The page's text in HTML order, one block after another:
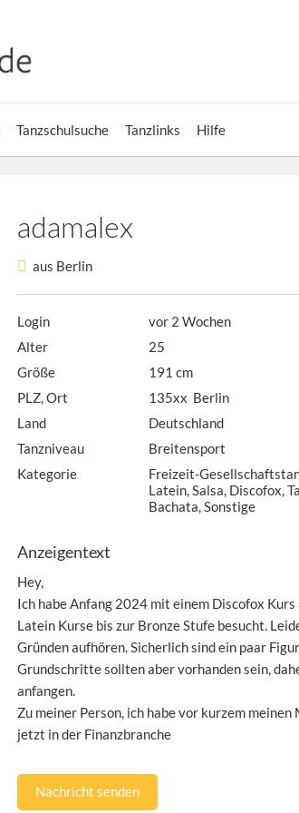
Tanzschulsuche Tanzlinks Hilfe
adamalex
aus Berlin
Login
vor 2 Wochen
Alter
25
Größe
191 cm
PLZ, Ort
135xx Berlin
Land
Deutschland
Tanzniveau
Breitensport
Kategorie
Freizeit-
Latein, Salsa, Discofox,
Bachata, Sonstige
Anzeigentext
Hey,
Ich habe Anfang 2024 mit einem Discofox
Latein Kurse bis zur Bronze Stufe besucht.
Gründen aufhören. Sicherlich sind ein paar
Grundschritte sollten aber vorhanden sein,
anfangen.
Zu meiner Person, ich habe vor kurzem
jetzt in der Finanzbranche
Nachricht senden